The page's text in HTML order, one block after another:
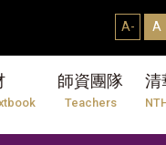
A- A
師資團隊
Teachers
清